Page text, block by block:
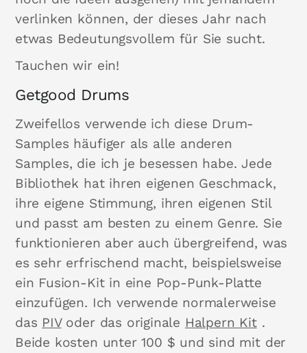
verlinken können, der dieses Jahr nach
etwas Bedeutungsvollem für Sie sucht.
Tauchen wir ein!
Getgood Drums
Zweifellos verwende ich diese Drum-
Samples häufiger als alle anderen
Samples, die ich je besessen habe. Jede
Bibliothek hat ihren eigenen Geschmack,
ihre eigene Stimmung, ihren eigenen Stil
und passt am besten zu einem Genre. Sie
funktionieren aber auch übergreifend, was
es sehr erfrischend macht, beispielsweise
ein Fusion-Kit in eine Pop-Punk-Platte
einzufügen. Ich verwende normalerweise
das PIVoder das originale Halpern Kit.
Beide kosten unter 100 $ und sind mit der